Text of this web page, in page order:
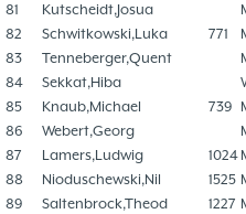
81
Kutscheidt,Josua
82
Schwitkowski,Luka 771
83
Tenneberger,Quent
84
Sekkat,Hiba
85
Knaub,Michael 739
86
Webert,Georg
87
Lamers,Ludwig 1024
88
Nioduschewski,Nil 1525
89
Saltenbrock,Theod 1227